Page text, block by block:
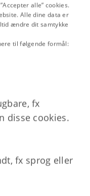
alle” cookies.
Alle dine data er
ændre dit samtykke
til følgende formål:
fx
disse cookies.
fx sprog eller